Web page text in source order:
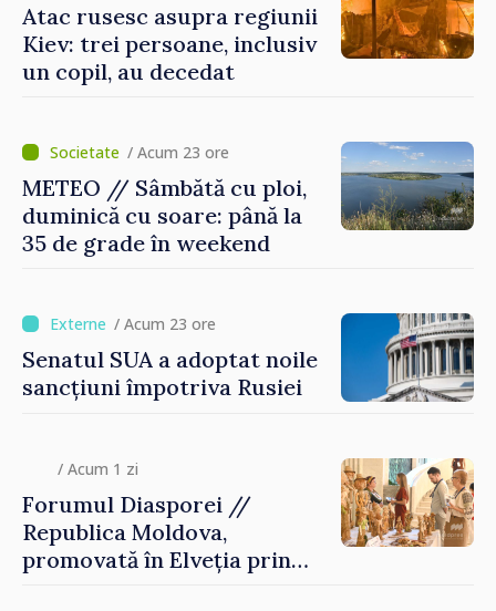
Atac rusesc asupra regiunii
Kiev: trei persoane, inclusiv
un copil, au decedat
/ Acum 23 ore
METEO // Sâmbătă cu ploi,
duminică cu soare: până la
35 de grade în weekend
/ Acum 23 ore
Senatul SUA a adoptat noile
sancțiuni împotriva Rusiei
/ Acum 1 zi
Forumul Diasporei //
Republica Moldova,
promovată în Elveția prin